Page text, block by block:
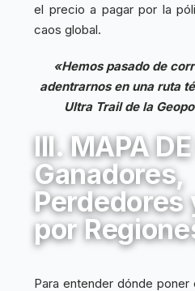
el precio a pagar por la
caos global.
«Hemos pasado de
adentrarnos en una ruta
Ultra Trail de la
III. MAPA
Ganadores,
Perdedores
por
Para entender dónde